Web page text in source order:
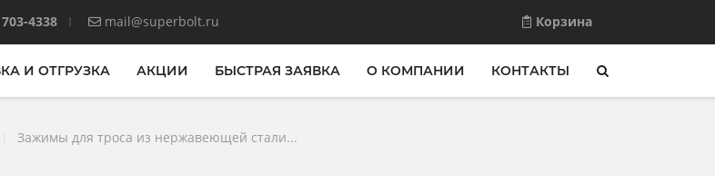
4338 mail@superbolt.ru Корзина
И ОТГРУЗКА АКЦИИ БЫСТРАЯ ЗАЯВКА О КОМПАНИИ КОНТАКТЫ
Зажимы для троса из нержавеющей стали...